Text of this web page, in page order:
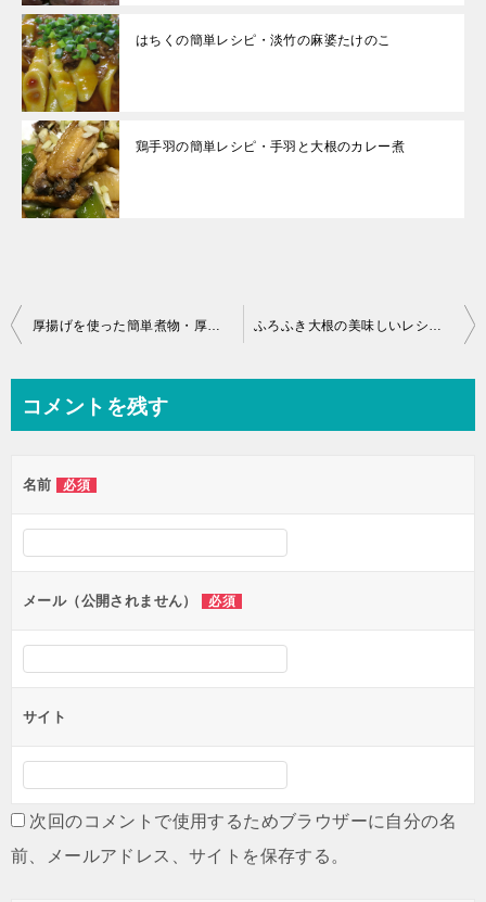
はちくの簡単レシピ・淡竹の麻婆たけのこ
鶏手羽の簡単レシピ・手羽と大根のカレー煮
投
ビ
ー
シ
ョ
ン
コメントを残す
名前 必須
メール（公開されません） 必須
サイト
次回のコメントで使用するためブラウザーに自分の名
前、メールアドレス、サイトを保存する。